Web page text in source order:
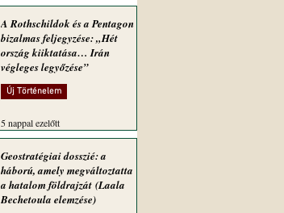
A Rothschildok és a Pentagon
bizalmas feljegyzése: „Hét
ország kiiktatása… Irán
végleges legyőzése”
Új Történelem
5 nappal ezelőtt
Geostratégiai dosszié: a
háború, amely megváltoztatta
a hatalom földrajzát (Laala
Bechetoula elemzése)